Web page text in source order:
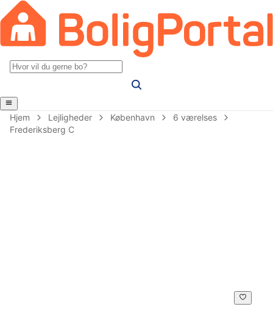
Hjem Lejligheder København
6 værelses
Frederiksberg C